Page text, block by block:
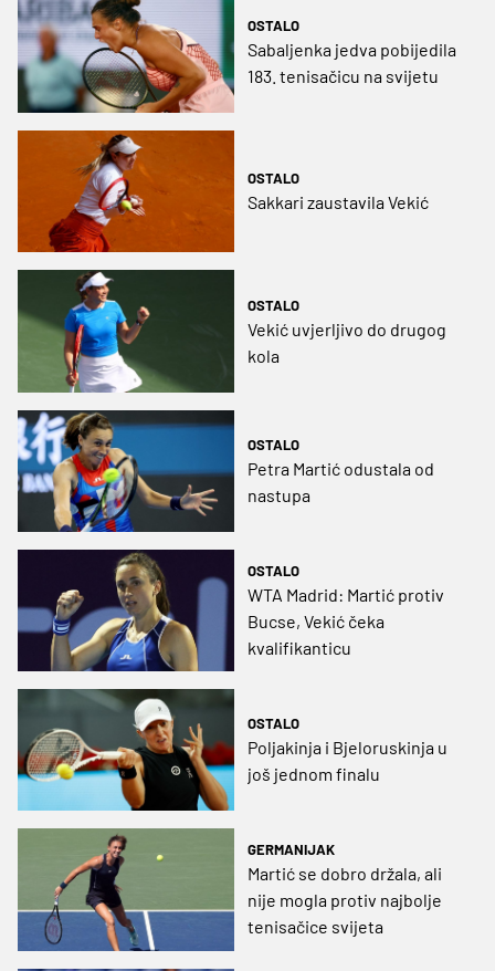
OSTALO
Sabaljenka jedva pobijedila
183. tenisačicu na svijetu
OSTALO
Sakkari zaustavila Vekić
OSTALO
Vekić uvjerljivo do drugog
kola
OSTALO
Petra Martić odustala od
nastupa
OSTALO
WTA Madrid: Martić protiv
Bucse, Vekić čeka
kvalifikanticu
OSTALO
Poljakinja i Bjeloruskinja u
još jednom finalu
GERMANIJAK
Martić se dobro držala, ali
nije mogla protiv najbolje
tenisačice svijeta